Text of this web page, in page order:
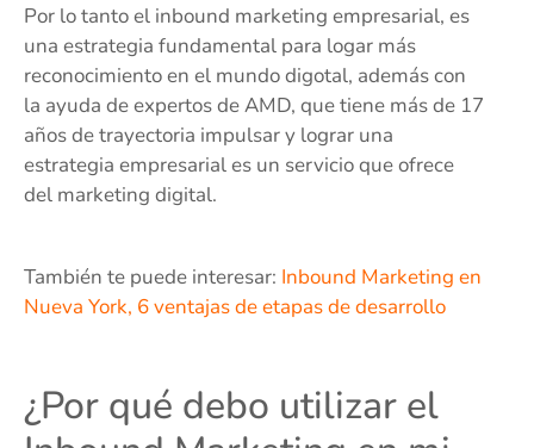
Por lo tanto el inbound marketing empresarial, es
una estrategia fundamental para logar más
reconocimiento en el mundo digotal, además con
la ayuda de expertos de AMD, que tiene más de 17
años de trayectoria impulsar y lograr una
estrategia empresarial es un servicio que ofrece
del marketing digital.
También te puede interesar: Inbound Marketing en
Nueva York, 6 ventajas de etapas de desarrollo
¿Por qué debo utilizar el